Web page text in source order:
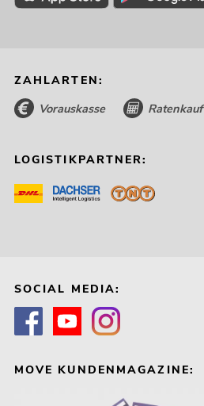
ZAHLARTEN:
Vorauskasse Ratenkauf
LOGISTIKPARTNER:
SOCIAL MEDIA:
MOVE KUNDENMAGAZINE: